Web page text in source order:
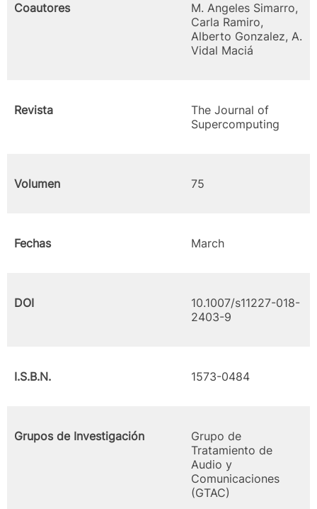
Coautores
M. Angeles Simarro,
Carla Ramiro,
Alberto Gonzalez, A.
Vidal Maciá
Revista
The Journal of
Supercomputing
Volumen 75
Fechas March
DOI
10.1007/s11227-018-
2403-9
I.S.B.N. 1573-0484
Grupos de Investigación
Grupo de
Tratamiento de
Audio y
Comunicaciones
(GTAC)